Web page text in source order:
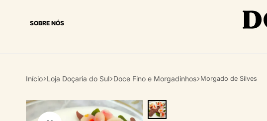
SOBRE NÓS
do
Início Loja Doçaria do Sul Doce Fino e Morgadinhos Morgado de Silves